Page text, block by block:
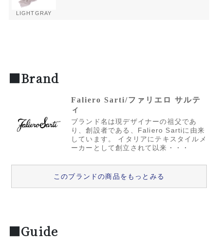
LIGHTGRAY
■Brand
Faliero Sarti/ファリエロ サルテ
ィ
ブランド名は現デザイナーの祖父であ
り、創設者である、Faliero Sartiに由来
しています。 イタリアにテキスタイルメ
ーカーとして創立されて以来・・・
このブランドの商品をもっとみる
■Guide